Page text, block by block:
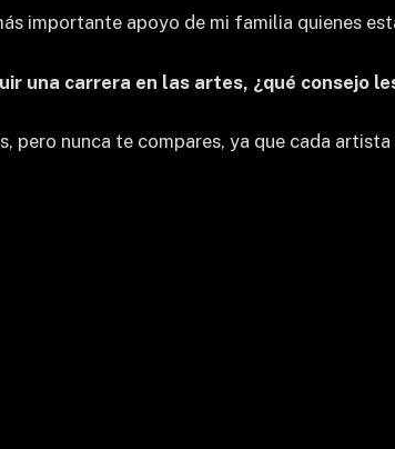
importante apoyo de mi familia quienes
una carrera en las artes, ¿qué consejo
pero nunca te compares, ya que cada